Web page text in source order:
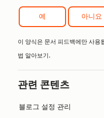
예 아니요
이 양식은 문서 피드백에만 사용
법 알아보기.
관련 콘텐츠
블로그 설정 관리